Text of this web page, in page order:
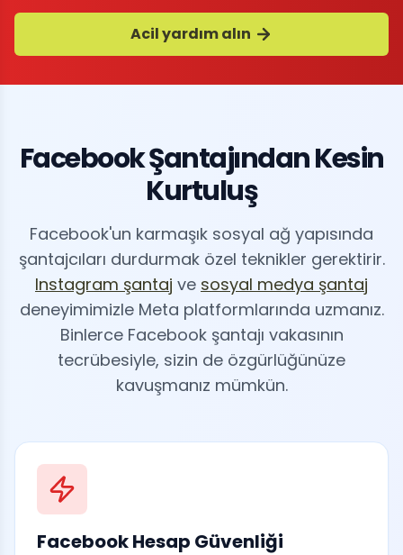
Acil yardım alın
Facebook Şantajından Kesin
Kurtuluş
Facebook'un karmaşık sosyal ağ yapısında
şantajcıları durdurmak özel teknikler gerektirir.
Instagram şantaj ve sosyal medya şantaj
deneyimimizle Meta platformlarında uzmanız.
Binlerce Facebook şantajı vakasının
tecrübesiyle, sizin de özgürlüğünüze
kavuşmanız mümkün.
Facebook Hesap Güvenliği